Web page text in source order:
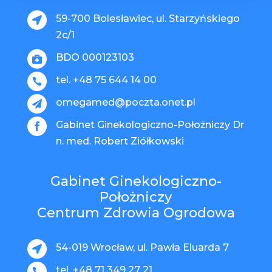

59-700 Bolesławiec, ul. Starzyńskiego
2c/1
 BDO 000123103
 tel. +48 75 644 14 00
 omegamed@poczta.onet.pl

Gabinet Ginekologiczno-Położniczy Dr
n. med. Robert Ziółkowski
Gabinet Ginekologiczno-
Położniczy
Centrum Zdrowia Ogrodowa
 54-019 Wrocław, ul. Pawła Eluarda 7